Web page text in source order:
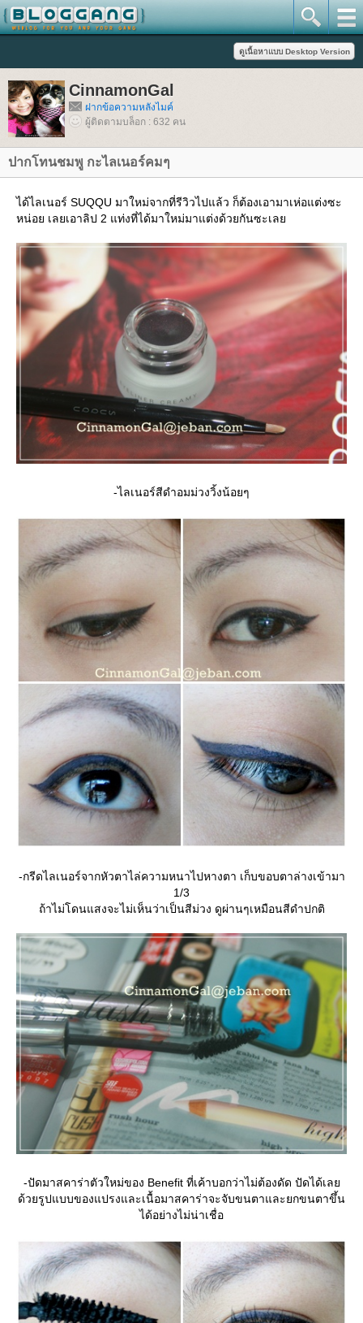
CinnamonGal
ฝากข้อความหลังไมค์
ผู้ติดตามบล็อก : 632 คน
ปากโทนชมพู กะไลเนอร์คมๆ
ได้ไลเนอร์ SUQQU มาใหม่จากที่รีวิวไปแล้ว ก็ต้องเอามาเห่อแต่งซะ
หน่อย เลยเอาลิป 2 แท่งที่ได้มาใหม่มาแต่งด้วยกันซะเล
-ไลเนอร์สีดำอมม่วงวิ้งน้อยๆ
-กรีดไลเนอร์จากหัวตาไล่ความหนาไปหางตา เก็บขอบตาล่างเข้ามา
1/3
ถ้าไม่โดนแสงจะไม่เห็นว่าเป็นสีม่วง ดูผ่านๆเหมือนสีดำปกติ
-ปัดมาสคาร่าตัวใหม่ของ Benefit ที่เค้าบอกว่าไม่ต้องดัด ปัดได้เล
ด้วยรูปแบบของแปรงและเนื้อมาสคาร่าจะจับขนตาและยกขนตาขึ้น
ได้อย่างไม่น่าเชื่อ